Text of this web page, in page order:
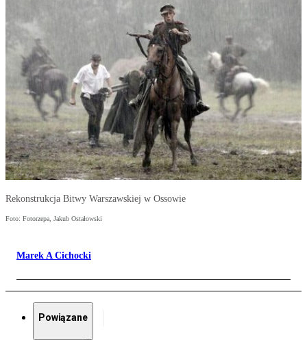
Rekonstrukcja Bitwy Warszawskiej w Ossowie
Foto: Fotorzepa, Jakub Ostałowski
Marek A Cichocki
Powiązane